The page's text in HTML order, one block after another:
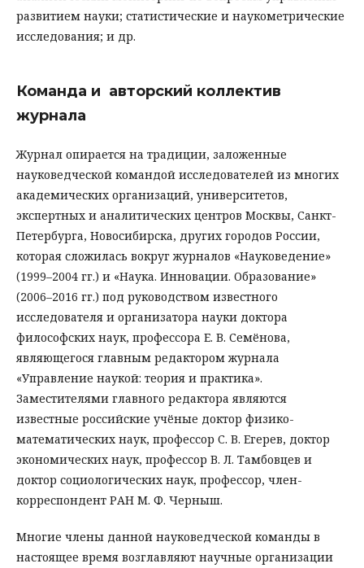
развитием науки; статистические и наукометрические
исследования; и др.
Команда и авторский коллектив
журнала
Журнал опирается на традиции, заложенные
науковедческой командой исследователей из многих
академических организаций, университетов,
экспертных и аналитических центров Москвы, Санкт-
Петербурга, Новосибирска, других городов России,
которая сложилась вокруг журналов «Науковедение»
(1999–2004 гг.) и «Наука. Инновации. Образование»
(2006–2016 гг.) под руководством известного
исследователя и организатора науки доктора
философских наук, профессора Е. В. Семёнова,
являющегося главным редактором журнала
«Управление наукой: теория и практика».
Заместителями главного редактора являются
известные российские учёные доктор физико-
математических наук, профессор С. В. Егерев, доктор
экономических наук, профессор В. Л. Тамбовцев и
доктор социологических наук, профессор, член-
корреспондент РАН М. Ф. Черныш.
Многие члены данной науковедческой команды в
настоящее время возглавляют научные организации